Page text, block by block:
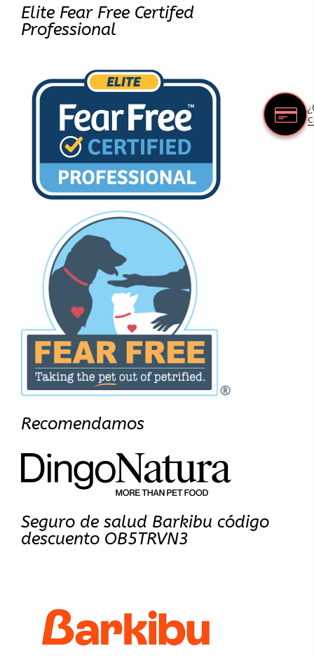
Elite Fear Free Certifed
Professional
Recomendamos
Seguro de salud Barkibu código
descuento OB5TRVN3